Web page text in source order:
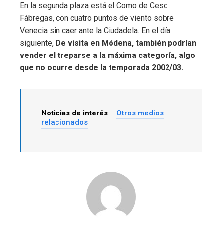
En la segunda plaza está el Como de Cesc
Fàbregas, con cuatro puntos de viento sobre
Venecia sin caer ante la Ciudadela. En el día
siguiente, De visita en Módena, también podrían
vender el treparse a la máxima categoría, algo
que no ocurre desde la temporada 2002/03.
Noticias de interés – Otros medios
relacionados